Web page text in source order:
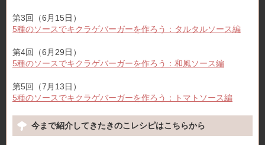
第3回（6月15日）
5種のソースでキクラゲバーガーを作ろう：タルタルソース編
第4回（6月29日）
5種のソースでキクラゲバーガーを作ろう：和風ソース編
第5回（7月13日）
5種のソースでキクラゲバーガーを作ろう：トマトソース編
今まで紹介してきたきのこレシピはこちらから